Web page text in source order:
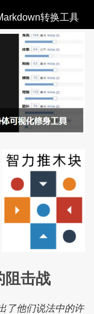
转换工具
全部文章
阻击战
了他们说法中的许